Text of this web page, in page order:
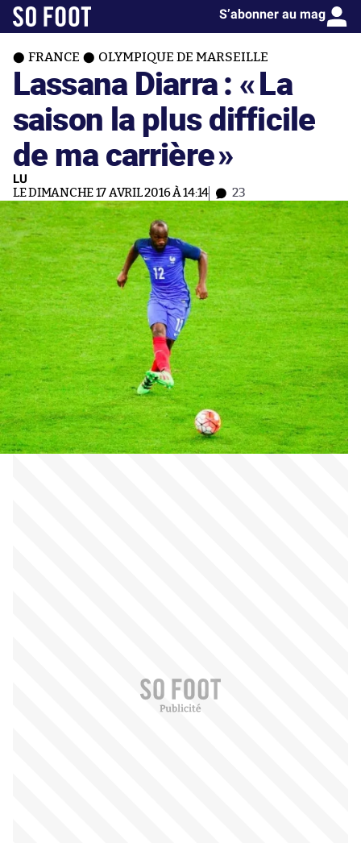
S’abonner au mag
FRANCE OLYMPIQUE DE MARSEILLE
Lassana Diarra : «La
saison la plus difficile
de ma carrière»
LU
LE DIMANCHE 17 AVRIL 2016 À 14:14 23